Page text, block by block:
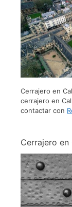
Cerrajero en
cerrajero en
contactar con
Cerrajero en